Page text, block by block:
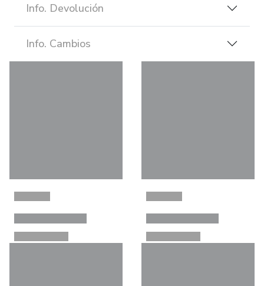
Info. Devolución
Info. Cambios